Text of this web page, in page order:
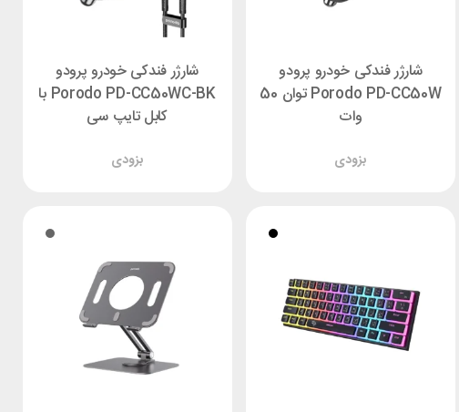
شارژر فندکی خودرو پرودو
Porodo PD-CC50W توان 50
وات
بزودی
شارژر فندکی خودرو پرودو
Porodo PD-CC50WC-BK با
کابل تایپ سی
بزودی